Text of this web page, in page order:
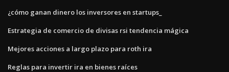
¿cómo ganan dinero los inversores en startups_
Estrategia de comercio de divisas rsi tendencia mágica
Mejores acciones a largo plazo para roth ira
Reglas para invertir ira en bienes raíces